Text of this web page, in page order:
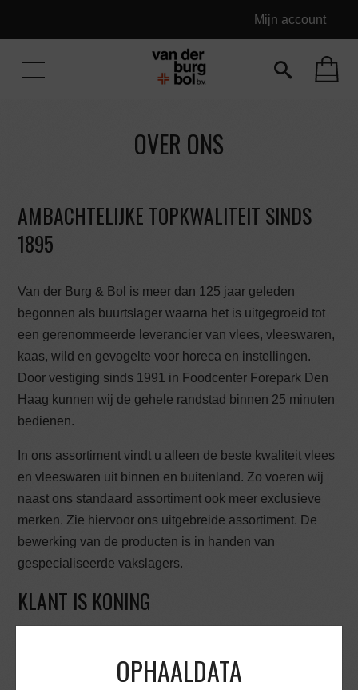
OPHAALDATA
Mijn account
OVER ONS
AMBACHTELIJKE TOPKWALITEIT SINDS
1895
Van der Burg & Bol is meer dan 125 jaar geleden
begonnen als buurtslager waarna het is uitgegroeid tot
een gerenommeerde leverancier van vlees, vleeswaren,
kaas, wild en gevogelte voor horeca en instellingen.
Door vestiging sinds 1991 in Foodcenter Forepark Den
Haag kunnen wij de gehele randstad binnen 25 minuten
bedienen.
In ons assortiment vindt u alleen de beste kwaliteit vlees
en vleeswaren uit binnen en buitenland. Zo voeren wij
naast ons standaard assortiment ook meer exclusieve
merken. Zie hiervoor ons uitgebreide assortiment. De
bewerking van de producten is in handen van
gespecialiseerde vakslagers.
KLANT IS KONING
proberen zoveel mogelijk aan de wens van de klant te